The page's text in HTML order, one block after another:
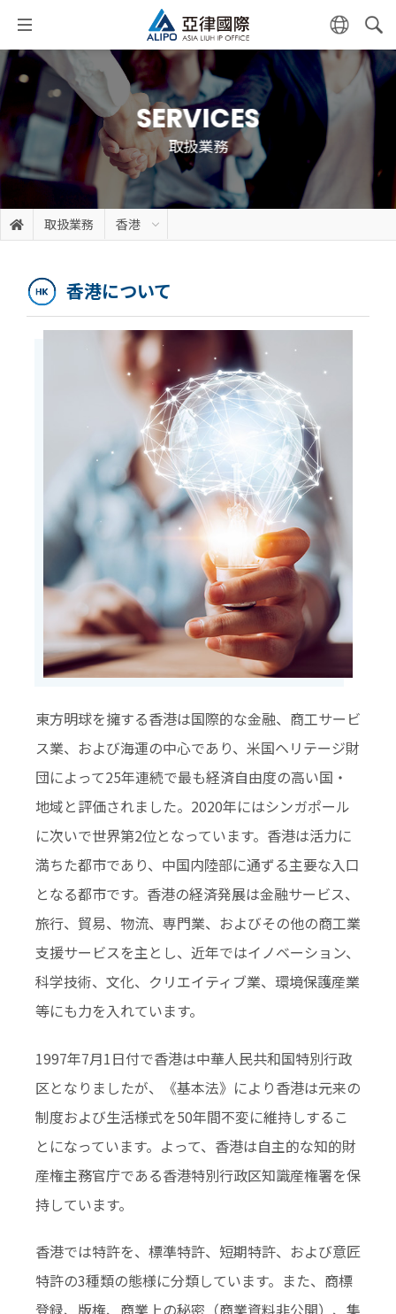
SERVICES
取扱業務
取扱業務 香港
香港について
東方明球を擁する香港は国際的な金融、商工サービ
ス業、および海運の中心であり、米国ヘリテージ財
団によって25年連続で最も経済自由度の高い国・
地域と評価されました。2020年にはシンガポール
に次いで世界第2位となっています。香港は活力に
満ちた都市であり、中国内陸部に通ずる主要な入口
となる都市です。香港の経済発展は金融サービス、
旅行、貿易、物流、専門業、およびその他の商工業
支援サービスを主とし、近年ではイノベーション、
科学技術、文化、クリエイティブ業、環境保護産業
等にも力を入れています。
1997年7月1日付で香港は中華人民共和国特別行政
区となりましたが、《基本法》により香港は元来の
制度および生活様式を50年間不変に維持しするこ
とになっています。よって、香港は自主的な知的財
産権主務官庁である香港特別行政区知識産権署を保
持しています。
香港では特許を、標準特許、短期特許、および意匠
特許の3種類の態様に分類しています。また、商標
登録、版権、商業上の秘密（商業資料非公開）、集